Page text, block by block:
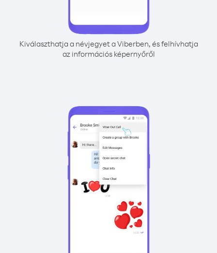
Kiválaszthatja a névjegyet a Viberben, és felhívhatja
az információs képernyőről